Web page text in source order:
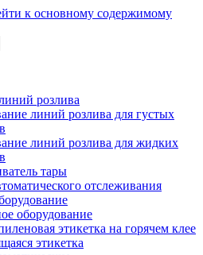
к основному содержимому
розлива
линий розлива для густых
линий розлива для жидких
тары
отслеживания
оборудование
этикетка на горячем клее
этикетка